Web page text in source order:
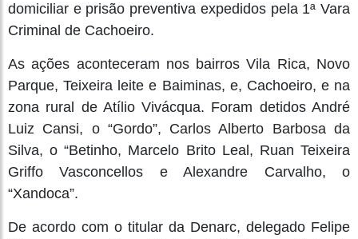
domiciliar e prisão preventiva expedidos pela 1ª Vara
Criminal de Cachoeiro.
As ações aconteceram nos bairros Vila Rica, Novo
Parque, Teixeira leite e Baiminas, e, Cachoeiro, e na
zona rural de Atílio Vivácqua. Foram detidos André
Luiz Cansi, o “Gordo”, Carlos Alberto Barbosa da
Silva, o “Betinho, Marcelo Brito Leal, Ruan Teixeira
Griffo Vasconcellos e Alexandre Carvalho, o
“Xandoca”.
De acordo com o titular da Denarc, delegado Felipe